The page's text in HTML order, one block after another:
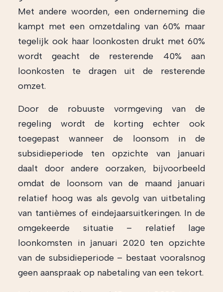
Met andere woorden, een onderneming die
kampt met een omzetdaling van 60% maar
tegelijk ook haar loonkosten drukt met 60%
wordt geacht de resterende 40% aan
loonkosten te dragen uit de resterende
omzet.
Door de robuuste vormgeving van de
regeling wordt de korting echter ook
toegepast wanneer de loonsom in de
subsidieperiode ten opzichte van januari
daalt door andere oorzaken, bijvoorbeeld
omdat de loonsom van de maand januari
relatief hoog was als gevolg van uitbetaling
van tantièmes of eindejaarsuitkeringen. In de
omgekeerde situatie – relatief lage
loonkomsten in januari 2020 ten opzichte
van de subsidieperiode – bestaat vooralsnog
geen aanspraak op nabetaling van een tekort.